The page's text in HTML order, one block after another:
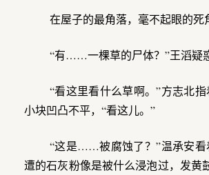
在屋子的最角落，毫不起眼的死
“有……一棵草的尸体？”王滔疑
“看这里看什么草啊。”方志北
小块凹凸不平，“看这儿。”
“这是……被腐蚀了？”温承安看
遭的石灰粉像是被什么浸泡过，发黄